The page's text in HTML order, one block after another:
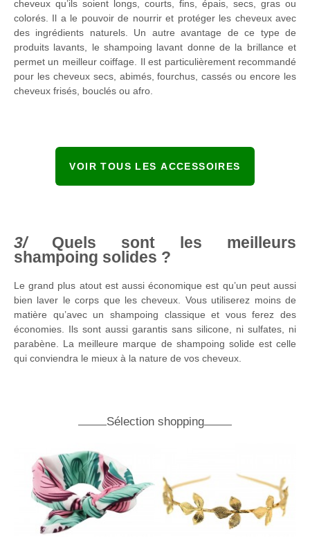
cheveux qu’ils soient longs, courts, fins, épais, secs, gras ou
colorés. Il a le pouvoir de nourrir et protéger les cheveux avec
des ingrédients naturels. Un autre avantage de ce type de
produits lavants, le shampoing lavant donne de la brillance et
permet un meilleur coiffage. Il est particulièrement recommandé
pour les cheveux secs, abimés, fourchus, cassés ou encore les
cheveux frisés, bouclés ou afro.
VOIR TOUS LES ACCESSOIRES
Quels sont les meilleurs
shampoing solides ?
Le grand plus atout est aussi économique est qu’un peut aussi
bien laver le corps que les cheveux. Vous utiliserez moins de
matière qu’avec un shampoing classique et vous ferez des
économies. Ils sont aussi garantis sans silicone, ni sulfates, ni
parabène. La meilleure marque de shampoing solide est celle
qui conviendra le mieux à la nature de vos cheveux.
Sélection shopping